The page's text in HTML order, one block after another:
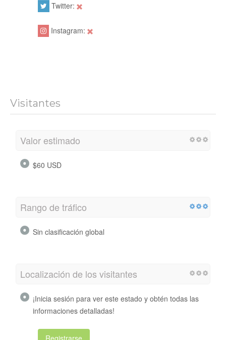
Twitter:
Instagram:
Visitantes
Valor estimado
$60 USD
Rango de tráfico
Sin clasificación global
Localización de los visitantes
¡Inicia sesión para ver este estado y obtén todas las
informaciones detalladas!